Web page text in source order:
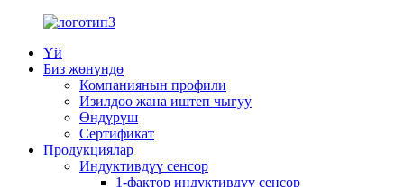
Үй
Биз жөнүндө
Компаниянын профили
Изилдөө жана иштеп чыгуу
Өндүрүш
Сертификат
Продукциялар
Индуктивдүү сенсор
1-фактор индуктивдүү сенсор